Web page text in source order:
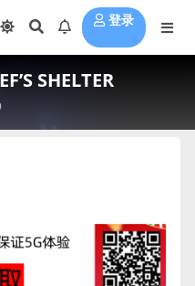
登录
SHELTER